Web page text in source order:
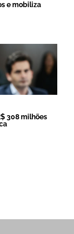
e mobiliza
308 milhões